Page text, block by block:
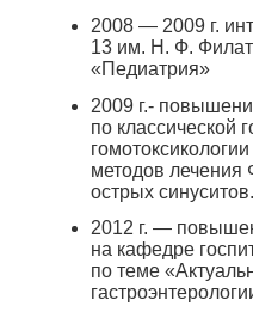
2008 — 2009 г.
13 им. Н. Ф.
«Педиатрия»
2009 г.-
по классической
методов лечения
острых синуситов.
2012 г. —
на кафедре
по теме